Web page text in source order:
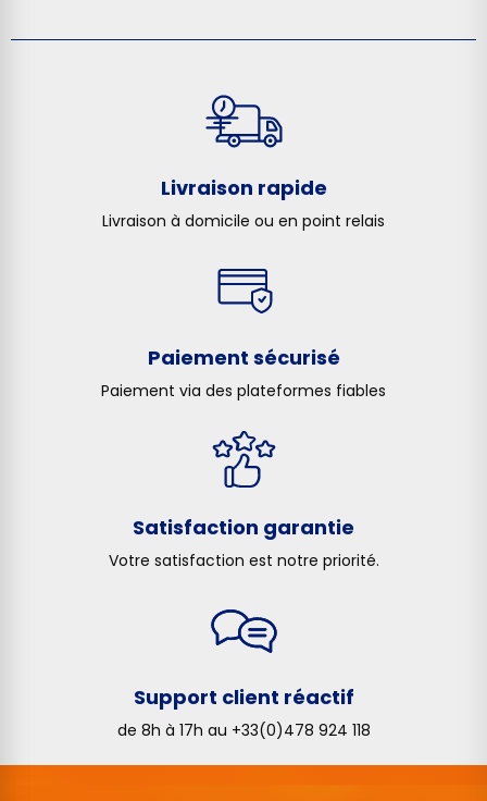
Livraison rapide
Livraison à domicile ou en point relais
Paiement sécurisé
Paiement via des plateformes fiables
Satisfaction garantie
Votre satisfaction est notre priorité.
Support client réactif
de 8h à 17h au +33(0)478 924 118